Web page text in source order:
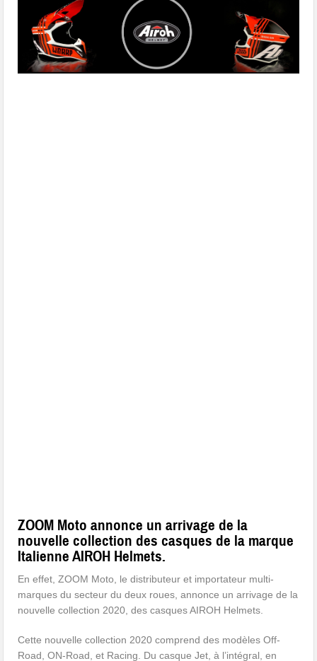
ZOOM Moto annonce un arrivage de la
nouvelle collection des casques de la marque
Italienne AIROH Helmets.
En effet, ZOOM Moto, le distributeur et importateur multi-
marques du secteur du deux roues, annonce un arrivage de la
nouvelle collection 2020, des casques AIROH Helmets.
Cette nouvelle collection 2020 comprend des modèles Off-
Road, ON-Road, et Racing. Du casque Jet, à l’intégral, en